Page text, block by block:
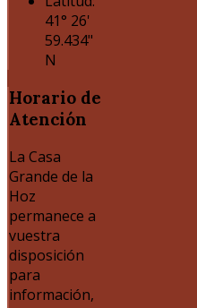
41° 26'
59.434"
N
Horario de
Atención
La Casa
Grande de la
Hoz
permanece a
vuestra
disposición
para
información,